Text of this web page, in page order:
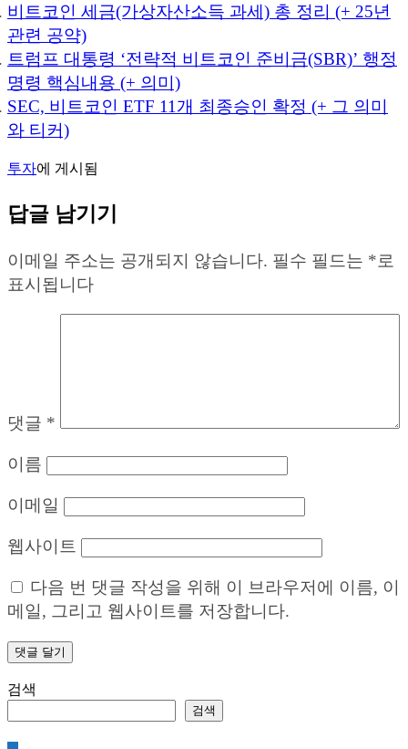
비트코인 세금(가상자산소득 과세) 총 정리 (+ 25년
관련 공약)
트럼프 대통령 ‘전략적 비트코인 준비금(SBR)’ 행정
명령 핵심내용 (+ 의미)
SEC, 비트코인 ETF 11개 최종승인 확정 (+ 그 의미
와 티커)
투자에 게시됨
답글 남기기
이메일 주소는 공개되지 않습니다. 필수 필드는 *로
표시됩니다
댓글 *
이름
이메일
웹사이트
다음 번 댓글 작성을 위해 이 브라우저에 이름, 이
메일, 그리고 웹사이트를 저장합니다.
검색
검색